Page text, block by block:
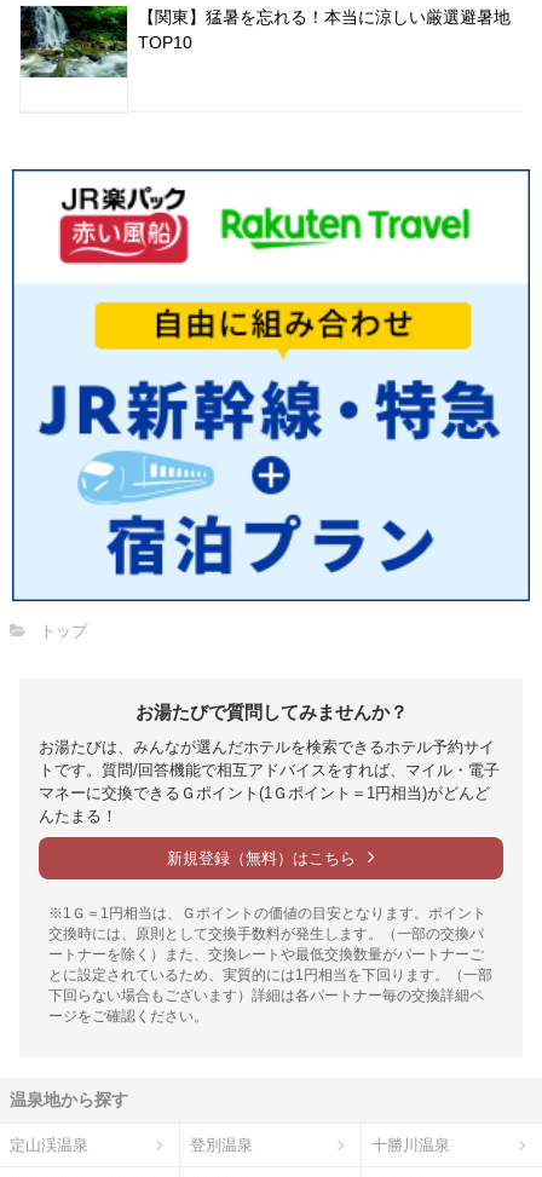
【関東】猛暑を忘れる！本当に涼しい厳選避暑地
TOP10
トップ
お湯たびで質問してみませんか？
お湯たびは、みんなが選んだホテルを検索できるホテル予約サイ
トです。質問/回答機能で相互アドバイスをすれば、マイル・電子
マネーに交換できるＧポイント(1Ｇポイント＝1円相当)がどんど
んたまる！
新規登録（無料）はこちら
※1Ｇ＝1円相当は、Ｇポイントの価値の目安となります。ポイント
交換時には、原則として交換手数料が発生します。（一部の交換パ
ートナーを除く）また、交換レートや最低交換数量がパートナーご
とに設定されているため、実質的には1円相当を下回ります。（一部
下回らない場合もございます）詳細は各パートナー毎の交換詳細ペ
ージをご確認ください。
温泉地から探す
定山渓温泉 登別温泉 十勝川温泉